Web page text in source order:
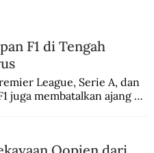
F1 di Tengah
League, Serie A, dan
juga membatalkan ajang